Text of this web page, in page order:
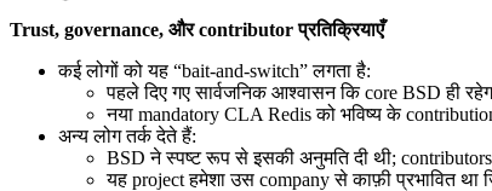
Trust, governance, और contributor प्रतिक्रियाएँ
कई लोगों को यह “bait-and-switch” लगता है:
पहले दिए गए सार्वजनिक आश्वासन कि core BSD ही
नया mandatory CLA Redis को भविष्य के
अन्य लोग तर्क देते हैं:
BSD ने स्पष्ट रूप से इसकी अनुमति दी थी;
यह project हमेशा उस company से काफ़ी प्रभावित था